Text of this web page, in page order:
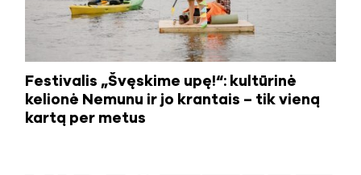
Festivalis „Švęskime upę!“: kultūrinė
kelionė Nemunu ir jo krantais – tik vieną
kartą per metus